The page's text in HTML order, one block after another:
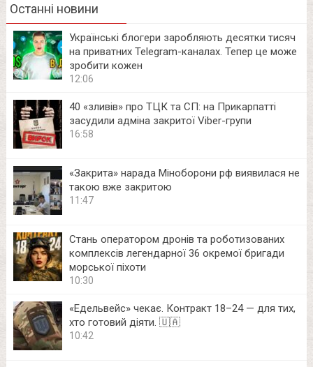
Останні новини
Українські блогери заробляють десятки тисяч
на приватних Telegram-каналах. Тепер це може
зробити кожен
12:06
40 «зливів» про ТЦК та СП: на Прикарпатті
засудили адміна закритої Viber-групи
16:58
«Закрита» нарада Міноборони рф виявилася не
такою вже закритою
11:47
Стань оператором дронів та роботизованих
комплексів легендарної 36 окремої бригади
морської піхоти
10:30
«Едельвейс» чекає. Контракт 18–24 — для тих,
хто готовий діяти. 🇺🇦
10:42